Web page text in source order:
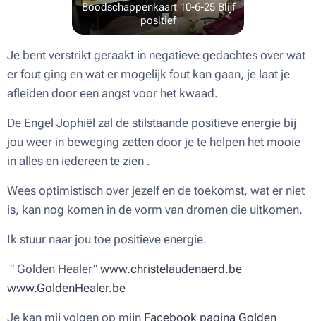
Boodschappenkaart 10-6-25 Blijf
positief
Je bent verstrikt geraakt in negatieve gedachtes over wat
er fout ging en wat er mogelijk fout kan gaan, je laat je
afleiden door een angst voor het kwaad.
De Engel Jophiël zal de stilstaande positieve energie bij
jou weer in beweging zetten door je te helpen het mooie
in alles en iedereen te zien .
Wees optimistisch over jezelf en de toekomst, wat er niet
is, kan nog komen in de vorm van dromen die uitkomen.
Ik stuur naar jou toe positieve energie.
" Golden Healer" www.christelaudenaerd.be
www.GoldenHealer.be
Je kan mij volgen op mijn Facebook pagina Golden